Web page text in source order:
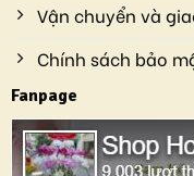
Vận chuyển và
Chính sách bảo
Fanpage